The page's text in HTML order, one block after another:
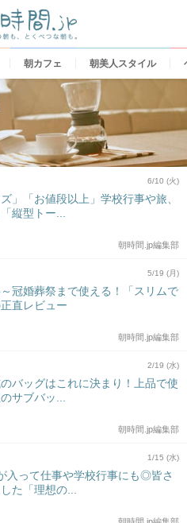
朝カフェ 朝美人スタイル
6/10 (火)
」「お値段以上」学校行事や旅、
縦型トー...
朝時間.jp編集部
5/19 (月)
冠婚葬祭まで使える！「スリムで
直レビュー
朝時間.jp編集部
2/19 (水)
バッグはこれに決まり！上品で使
サブバッ...
朝時間.jp編集部
1/15 (水)
入って仕事や学校行事にも◎皆さ
た「理想の...